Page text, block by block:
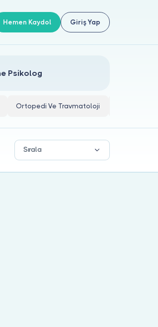
Hemen Kaydol Giriş Yap
Psikolog
Ortopedi Ve Travmatoloji
Sırala